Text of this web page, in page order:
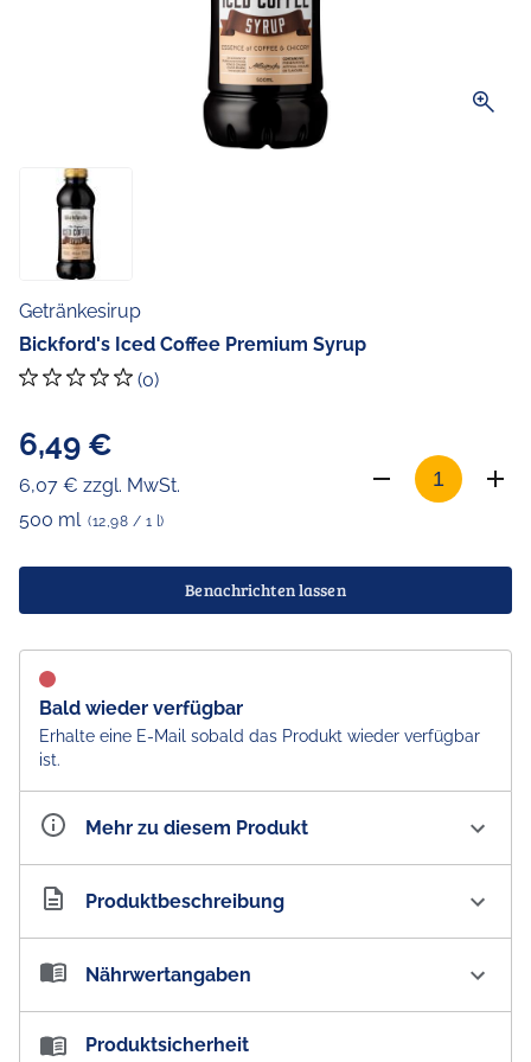
zoom_in
Getränkesirup
Bickford's Iced Coffee Premium Syrup
(0)
6,49 €
6,07 € zzgl. MwSt.
500 ml (12,98 / 1 l)
Benachrichten lassen
Bald wieder verfügbar
Erhalte eine E-Mail sobald das Produkt wieder verfügbar
ist.
Mehr zu diesem Produkt
Artikelnummer AU100187
Produktbeschreibung
Bickford's Iced Coffee Flavoured Premium Syrup
BICKFORD's - SINCE 1874 - A CENTURY OF PURITY
Nährwertangaben
Nährwertangaben:
Produktsicherheit